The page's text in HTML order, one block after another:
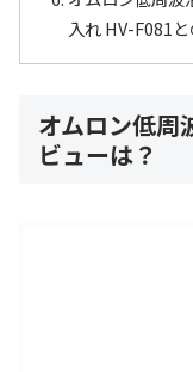
入れ HV-F081
オムロン低周
ビューは？